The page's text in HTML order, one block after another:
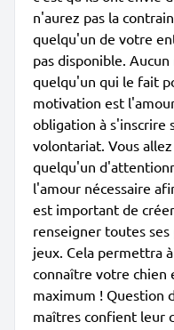
n'aurez pas la
quelqu'un de votre
pas disponible.
quelqu'un qui le fait
motivation est
obligation à s'inscrire
volontariat. Vous
quelqu'un
l'amour nécessaire
est important de
renseigner toutes
jeux. Cela permettra
connaître votre chien
maximum ! Question
maîtres confient leur